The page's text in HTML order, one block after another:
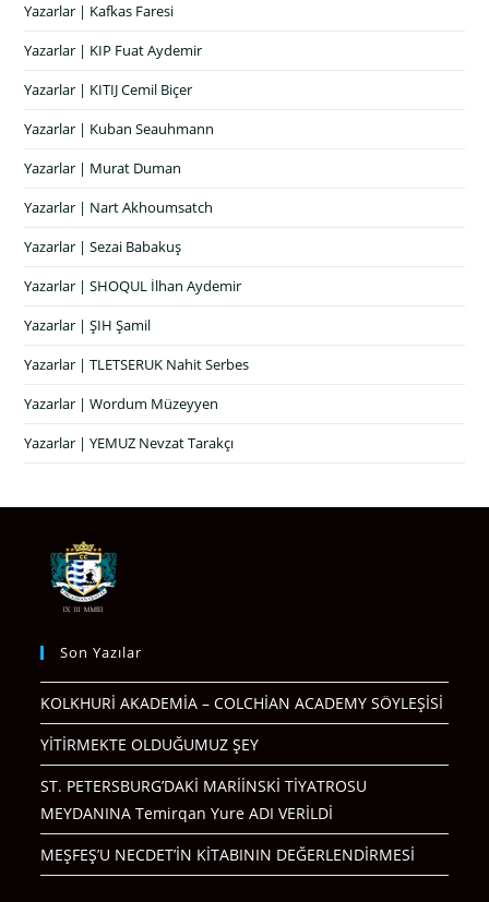
Yazarlar | Kafkas Faresi
Yazarlar | KIP Fuat Aydemir
Yazarlar | KITIJ Cemil Biçer
Yazarlar | Kuban Seauhmann
Yazarlar | Murat Duman
Yazarlar | Nart Akhoumsatch
Yazarlar | Sezai Babakuş
Yazarlar | SHOQUL İlhan Aydemir
Yazarlar | ŞIH Şamil
Yazarlar | TLETSERUK Nahit Serbes
Yazarlar | Wordum Müzeyyen
Yazarlar | YEMUZ Nevzat Tarakçı
Son Yazılar
KOLKHURİ AKADEMİA – COLCHİAN ACADEMY SÖYLEŞİSİ
YİTİRMEKTE OLDUĞUMUZ ŞEY
ST. PETERSBURG’DAKİ MARİİNSKİ TİYATROSU
MEYDANINA Temirqan Yure ADI VERİLDİ
MEŞFEŞ’U NECDET’İN KİTABININ DEĞERLENDİRMESİ